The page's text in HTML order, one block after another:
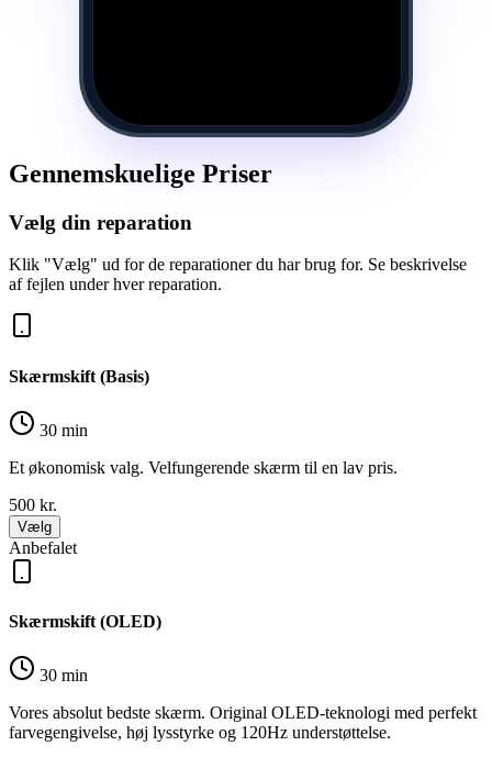
Gennemskuelige Priser
Vælg din reparation
Klik "Vælg" ud for de reparationer du har brug for. Se beskrivelse
af fejlen under hver reparation.
Skærmskift (Basis)
30 min
Et økonomisk valg. Velfungerende skærm til en lav pris.
500 kr.
Vælg
Anbefalet
Skærmskift (OLED)
30 min
Vores absolut bedste skærm. Original OLED-teknologi med perfekt
farvegengivelse, høj lysstyrke og 120Hz understøttelse.